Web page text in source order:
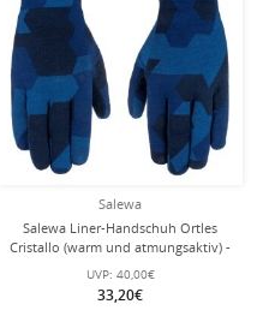
Salewa
Salewa Liner-Handschuh Ortles
Cristallo (warm und atmungsaktiv) -
navyblau/camou
UVP: 40,00€
33,20€